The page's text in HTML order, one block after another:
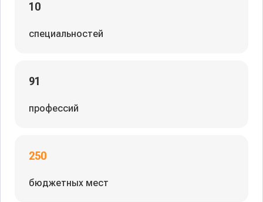
10
специальностей
91
профессий
250
бюджетных мест